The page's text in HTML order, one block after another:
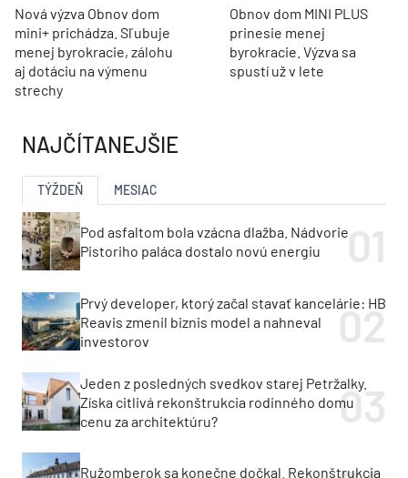
Nová výzva Obnov dom
mini+ prichádza. Sľubuje
menej byrokracie, zálohu
aj dotáciu na výmenu
strechy
Obnov dom MINI PLUS
prinesie menej
byrokracie. Výzva sa
spustí už v lete
NAJČÍTANEJŠIE
TÝŽDEŇ MESIAC
Pod asfaltom bola vzácna dlažba. Nádvorie
Pistoriho paláca dostalo novú energiu
Prvý developer, ktorý začal stavať kancelárie: HB
Reavis zmenil biznis model a nahneval
investorov
Jeden z posledných svedkov starej Petržalky.
Získa citlivá rekonštrukcia rodinného domu
cenu za architektúru?
Ružomberok sa konečne dočkal. Rekonštrukcia